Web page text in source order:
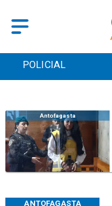
POLICIAL
ANTOFAGASTA
Antofagasta